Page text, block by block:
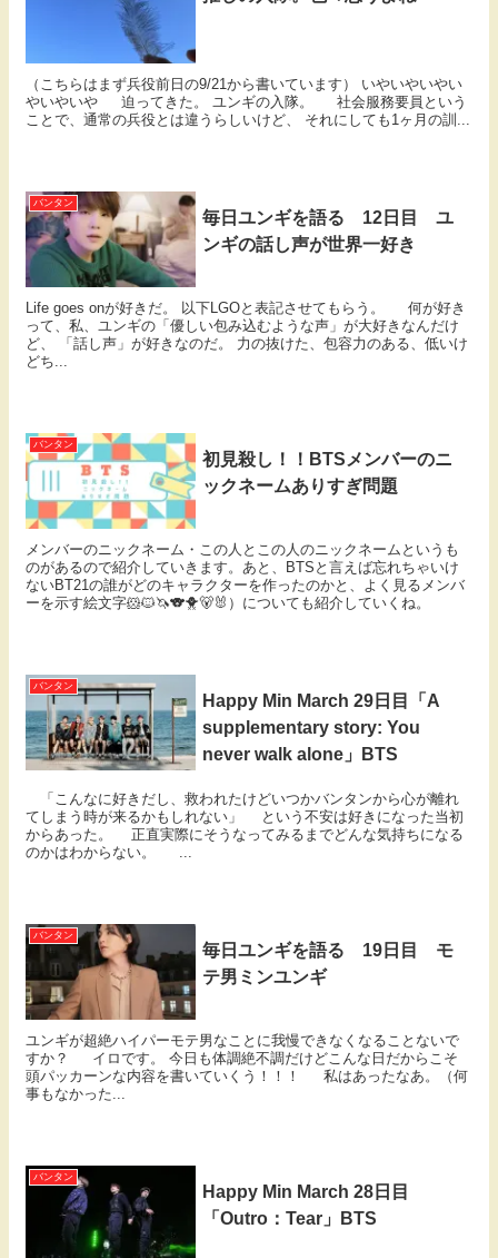
（こちらはまず兵役前日の9/21から書いています） いやいやいやい
やいやいや 迫ってきた。 ユンギの入隊。 社会服務要員という
ことで、通常の兵役とは違うらしいけど、 それにしても1ヶ月の訓...
バンタン
毎日ユンギを語る 12日目 ユ
ンギの話し声が世界一好き
Life goes onが好きだ。 以下LGOと表記させてもらう。 何が好き
って、私、ユンギの「優しい包み込むような声」が大好きなんだけ
ど、 「話し声」が好きなのだ。 力の抜けた、包容力のある、低いけ
どち...
バンタン
初見殺し！！BTSメンバーのニ
ックネームありすぎ問題
メンバーのニックネーム・この人とこの人のニックネームというも
のがあるので紹介していきます。あと、BTSと言えば忘れちゃいけ
ないBT21の誰がどのキャラクターを作ったのかと、よく見るメンバ
ーを示す絵文字🐹🐱🦄🐨🐥🐻🐰）についても紹介していくね。
バンタン
Happy Min March 29日目「A
supplementary story: You
never walk alone」BTS
「こんなに好きだし、救われたけどいつかバンタンから心が離れ
てしまう時が来るかもしれない」 という不安は好きになった当初
からあった。 正直実際にそうなってみるまでどんな気持ちになる
のかはわからない。 ...
バンタン
毎日ユンギを語る 19日目 モ
テ男ミンユンギ
ユンギが超絶ハイパーモテ男なことに我慢できなくなることないで
すか？ イロです。 今日も体調絶不調だけどこんな日だからこそ
頭パッカーンな内容を書いていくう！！！ 私はあったなあ。（何
事もなかった...
バンタン
Happy Min March 28日目
「Outro：Tear」BTS